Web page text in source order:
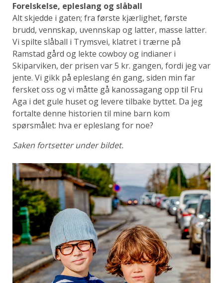
Forelskelse, epleslang og slåball
Alt skjedde i gaten; fra første kjærlighet, første
brudd, vennskap, uvennskap og latter, masse latter.
Vi spilte slåball i Trymsvei, klatret i trærne på
Ramstad gård og lekte cowboy og indianer i
Skiparviken, der prisen var 5 kr. gangen, fordi jeg var
jente. Vi gikk på epleslang én gang, siden min far
fersket oss og vi måtte gå kanossagang opp til Fru
Aga i det gule huset og levere tilbake byttet. Da jeg
fortalte denne historien til mine barn kom
spørsmålet: hva er epleslang for noe?
Saken fortsetter under bildet.